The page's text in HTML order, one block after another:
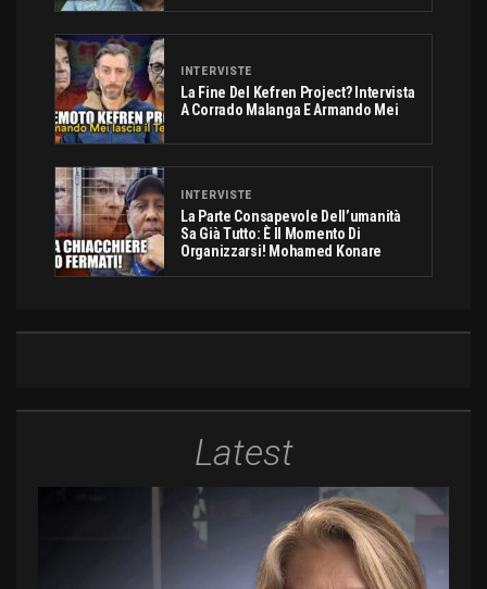
INTERVISTE
La Fine Del Kefren Project? Intervista
A Corrado Malanga E Armando Mei
INTERVISTE
La Parte Consapevole Dell’umanità
Sa Già Tutto: È Il Momento Di
Organizzarsi! Mohamed Konare
Latest